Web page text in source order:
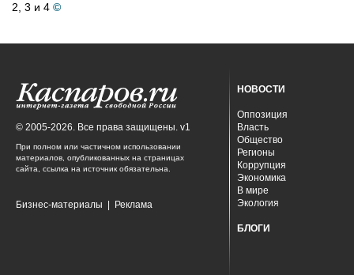
2, 3 и 4 ©
© 2005-2026. Все права защищены. v1
При полном или частичном использовании
материалов, опубликованных на страницах
сайта, ссылка на источник обязательна.
Бизнес-материалы Реклама
НОВОСТИ
Оппозиция
Власть
Общество
Регионы
Коррупция
Экономика
В мире
Экология
БЛОГИ